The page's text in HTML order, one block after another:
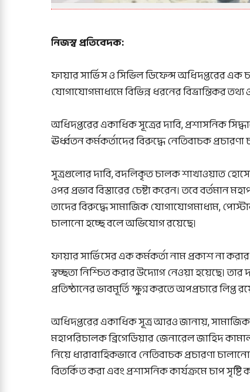
নিজস্ব প্রতিবেদক:
‎ফায়ার সার্ভিস ও সিভিল ডিফেন্স অধিদপ্তরের
যোগাযোগমাধ্যমে বিভিন্ন ধরনের বিভ্রান্তিকর
অধিদপ্তরের একাধিক সূত্রের দাবি, প্রশাসনিক
ঊর্ধ্বতন কর্মকর্তাদের বিরুদ্ধে নেতিবাচক প্রচারণা
‎সূত্রগুলোর দাবি, বদলিকৃত চালক শাখাওয়াত
ওপর প্রভাব বিস্তারের চেষ্টা করেন। তবে বর্তমান
তাদের বিরুদ্ধে সামাজিক যোগাযোগমাধ্যম,
চালানো হচ্ছে বলে অভিযোগ রয়েছে।
‎ফায়ার সার্ভিসের এক কর্মকর্তা নাম প্রকাশ না
স্বচ্ছতা নিশ্চিত করার উদ্যোগ নেওয়া হয়েছে।
প্রতিষ্ঠানের ভাবমূর্তি ক্ষুণ্ন করতে অপপ্রচারে লিপ্ত
‎অধিদপ্তরের একাধিক সূত্র আরও জানায়,
মহাপরিচালক ব্রিগেডিয়ার জেনারেল জাহিদ
নিয়ে ধারাবাহিকভাবে নেতিবাচক প্রচারণা
বিতর্কিত করা এবং প্রশাসনিক কার্যক্রমে চাপ সৃষ্টি